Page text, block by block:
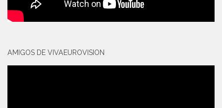
AMIGOS DE VIVAEUROVISION